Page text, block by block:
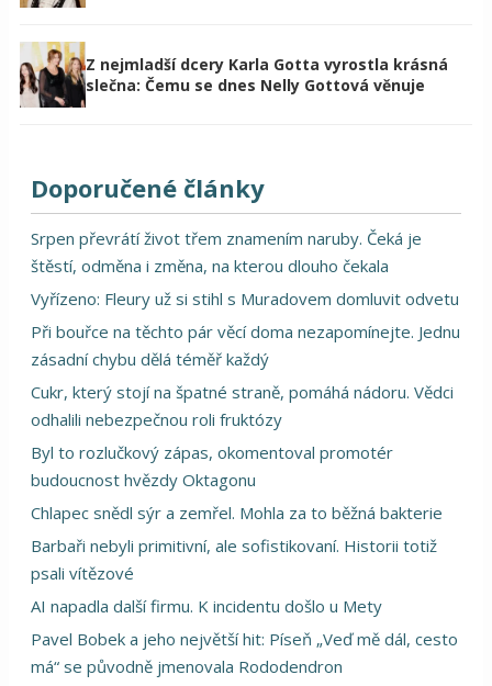
Z nejmladší dcery Karla Gotta vyrostla krásná
slečna: Čemu se dnes Nelly Gottová věnuje
Doporučené články
Srpen převrátí život třem znamením naruby. Čeká je
štěstí, odměna i změna, na kterou dlouho čekala
Vyřízeno: Fleury už si stihl s Muradovem domluvit odvetu
Při bouřce na těchto pár věcí doma nezapomínejte. Jednu
zásadní chybu dělá téměř každý
Cukr, který stojí na špatné straně, pomáhá nádoru. Vědci
odhalili nebezpečnou roli fruktózy
Byl to rozlučkový zápas, okomentoval promotér
budoucnost hvězdy Oktagonu
Chlapec snědl sýr a zemřel. Mohla za to běžná bakterie
Barbaři nebyli primitivní, ale sofistikovaní. Historii totiž
psali vítězové
AI napadla další firmu. K incidentu došlo u Mety
Pavel Bobek a jeho největší hit: Píseň „Veď mě dál, cesto
má“ se původně jmenovala Rododendron